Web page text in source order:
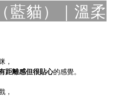
藍貓）｜溫柔
，
距離感但很貼心的感覺。
，